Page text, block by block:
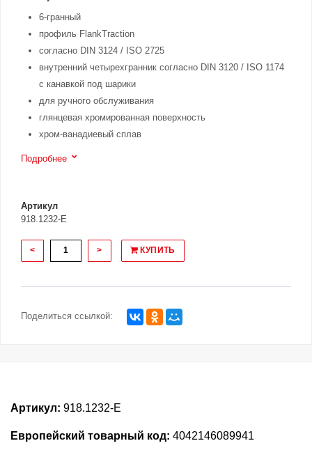
6-гранный
профиль FlankTraction
согласно DIN 3124 / ISO 2725
внутренний четырехгранник согласно DIN 3120 / ISO 1174
с канавкой под шарики
для ручного обслуживания
глянцевая хромированная поверхность
хром-ванадиевый сплав
Подробнее
Артикул
918.1232-E
< > КУПИТЬ
Поделиться ссылкой:
Артикул: 918.1232-E
Европейский товарный код: 4042146089941